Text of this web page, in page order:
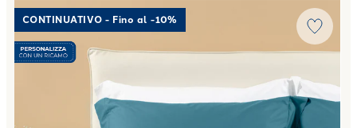
Link to "Completo Lenzuola Matrimoniale Percalle tinta
CONTINUATIVO - Fino al -10%